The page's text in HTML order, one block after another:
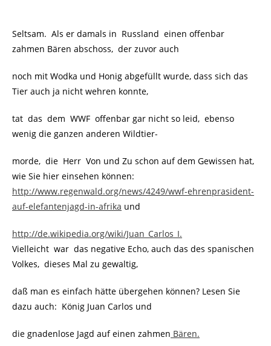
Seltsam. Als er damals in Russland einen offenbar
zahmen Bären abschoss, der zuvor auch
noch mit Wodka und Honig abgefüllt wurde, dass sich das
Tier auch ja nicht wehren konnte,
tat das dem WWF offenbar gar nicht so leid, ebenso
wenig die ganzen anderen Wildtier-
morde, die Herr Von und Zu schon auf dem Gewissen hat,
wie Sie hier einsehen können:
http://www.regenwald.org/news/4249/wwf-ehrenprasident-
auf-elefantenjagd-in-afrika und
http://de.wikipedia.org/wiki/Juan_Carlos_I.
Vielleicht war das negative Echo, auch das des spanischen
Volkes, dieses Mal zu gewaltig,
daß man es einfach hätte übergehen können? Lesen Sie
dazu auch: König Juan Carlos und
die gnadenlose Jagd auf einen zahmen Bären.